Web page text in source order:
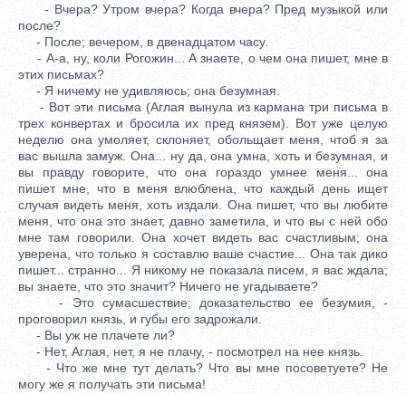
- Вчера? Утром вчера? Когда вчера? Пред музыкой или
после?
- После; вечером, в двенадцатом часу.
- А-а, ну, коли Рогожин... А знаете, о чем она пишет, мне в
этих письмах?
- Я ничему не удивляюсь; она безумная.
- Вот эти письма (Аглая вынула из кармана три письма в
трех конвертах и бросила их пред князем). Вот уже целую
неделю она умоляет, склоняет, обольщает меня, чтоб я за
вас вышла замуж. Она... ну да, она умна, хоть и безумная, и
вы правду говорите, что она гораздо умнее меня... она
пишет мне, что в меня влюблена, что каждый день ищет
случая видеть меня, хоть издали. Она пишет, что вы любите
меня, что она это знает, давно заметила, и что вы с ней обо
мне там говорили. Она хочет видеть вас счастливым; она
уверена, что только я составлю ваше счастие... Она так дико
пишет... странно... Я никому не показала писем, я вас ждала;
вы знаете, что это значит? Ничего не угадываете?
- Это сумасшествие; доказательство ее безумия, -
проговорил князь, и губы его задрожали.
- Вы уж не плачете ли?
- Нет, Аглая, нет, я не плачу, - посмотрел на нее князь.
- Что же мне тут делать? Что вы мне посоветуете? Не
могу же я получать эти письма!